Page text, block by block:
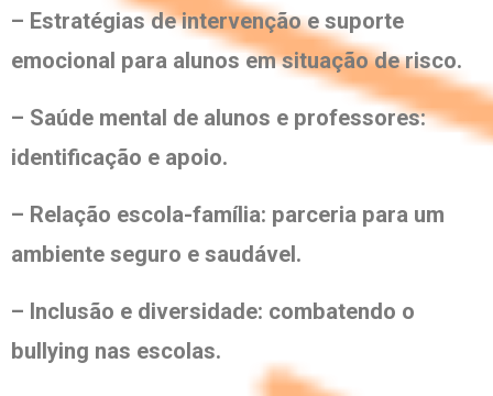
– Estratégias de intervenção e suporte
emocional para alunos em situação de risco.
– Saúde mental de alunos e professores:
identificação e apoio.
– Relação escola-família: parceria para um
ambiente seguro e saudável.
– Inclusão e diversidade: combatendo o
bullying nas escolas.